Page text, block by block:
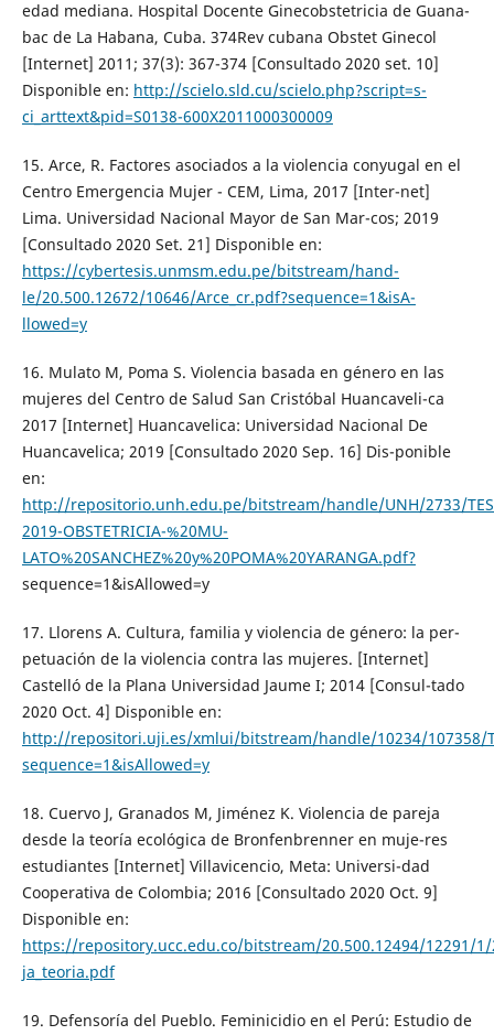
edad mediana. Hospital Docente Ginecobstetricia de Guana-
bac de La Habana, Cuba. 374Rev cubana Obstet Ginecol
[Internet] 2011; 37(3): 367-374 [Consultado 2020 set. 10]
Disponible en: http://scielo.sld.cu/scielo.php?script=s-
ci_arttext&pid=S0138-600X2011000300009
15. Arce, R. Factores asociados a la violencia conyugal en el
Centro Emergencia Mujer - CEM, Lima, 2017 [Inter-net]
Lima. Universidad Nacional Mayor de San Mar-cos; 2019
[Consultado 2020 Set. 21] Disponible en:
https://cybertesis.unmsm.edu.pe/bitstream/hand-
le/20.500.12672/10646/Arce_cr.pdf?sequence=1&isA-
llowed=y
16. Mulato M, Poma S. Violencia basada en género en las
mujeres del Centro de Salud San Cristóbal Huancaveli-ca
2017 [Internet] Huancavelica: Universidad Nacional De
Huancavelica; 2019 [Consultado 2020 Sep. 16] Dis-ponible
en:
http://repositorio.unh.edu.pe/bitstream/handle/UNH/2733/
2019-OBSTETRICIA-%20MU-
LATO%20SANCHEZ%20y%20POMA%20YARANGA.pdf?
sequence=1&isAllowed=y
17. Llorens A. Cultura, familia y violencia de género: la per-
petuación de la violencia contra las mujeres. [Internet]
Castelló de la Plana Universidad Jaume I; 2014 [Consul-tado
2020 Oct. 4] Disponible en:
http://repositori.uji.es/xmlui/bitstream/handle/10234/107358/
sequence=1&isAllowed=y
18. Cuervo J, Granados M, Jiménez K. Violencia de pareja
desde la teoría ecológica de Bronfenbrenner en muje-res
estudiantes [Internet] Villavicencio, Meta: Universi-dad
Cooperativa de Colombia; 2016 [Consultado 2020 Oct. 9]
Disponible en:
https://repository.ucc.edu.co/bitstream/20.500.12494/12291/1/
ja_teoria.pdf
19. Defensoría del Pueblo. Feminicidio en el Perú: Estudio de